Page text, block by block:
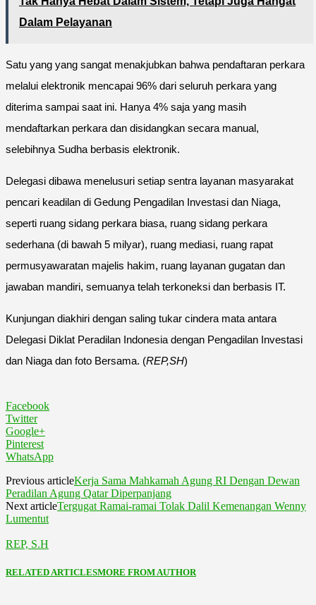
Dalam Pelayanan
Satu yang yang sangat menakjubkan bahwa pendaftaran perkara
melalui elektronik mencapai 96% dari seluruh perkara yang
diterima sampai saat ini. Hanya 4% saja yang masih
mendaftarkan perkara dan disidangkan secara manual,
selebihnya Sudha berbasis elektronik.
Delegasi dibawa menelusuri setiap sentra layanan masyarakat
pencari keadilan di Gedung Pengadilan Investasi dan Niaga,
seperti ruang sidang perkara biasa, ruang sidang perkara
sederhana (di bawah 5 milyar), ruang mediasi, ruang rapat
permusyawaratan majelis hakim, ruang layanan gugatan dan
jawaban mandiri, semuanya telah terkoneksi dan berbasis IT.
Kunjungan diakhiri dengan saling tukar cindera mata antara
Delegasi Diklat Peradilan Indonesia dengan Pengadilan Investasi
dan Niaga dan foto Bersama. (REP,SH)
Facebook
Twitter
Google+
Pinterest
WhatsApp
Previous articleKerja Sama Mahkamah Agung RI Dengan Dewan
Peradilan Agung Qatar Diperpanjang
Next articleTergugat Ramai-ramai Tolak Dalil Kemenangan Wenny
Lumentut
REP, S.H
RELATED ARTICLESMORE FROM AUTHOR